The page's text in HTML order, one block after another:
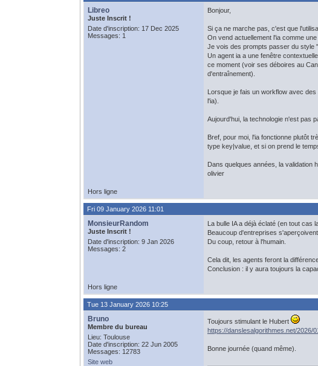
Libreo
Juste Inscrit !
Date d'inscription: 17 Dec 2025
Messages: 1
Bonjour,
Si ça ne marche pas, c'est que
On vend actuellement l'ia comme
Je vois des prompts passer du style
Un agent ia a une fenêtre
ce moment (voir ses déboires au
d'entraînement).
Lorsque je fais un workflow avec
l'ia).
Aujourd'hui, la technologie n'est pas
Bref, pour moi, l'ia fonctionne plutôt
type key|value, et si on prend le
Dans quelques années, la validation
olivier
Hors ligne
Fri 09 January 2026 11:01
MonsieurRandom
Juste Inscrit !
Date d'inscription: 9 Jan 2026
Messages: 2
La bulle IA a déjà éclaté (en tout cas
Beaucoup d'entreprises
Du coup, retour à l'humain.
Cela dit, les agents feront la
Conclusion : il y aura toujours la
Hors ligne
Tue 13 January 2026 10:25
Bruno
Membre du bureau
Lieu: Toulouse
Date d'inscription: 22 Jun 2005
Messages: 12783
Site web
Toujours stimulant le Hubert
https://danslesalgorithmes.net/2026/
Bonne journée (quand même).